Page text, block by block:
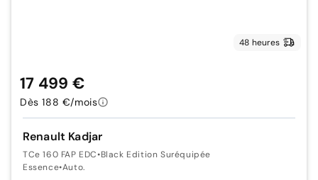
48 heures
Renault Kadjar
TCe 160 FAP EDC•Black Edition Suréquipée
Essence•Auto.
17 499 €
Dès 188 €/mois